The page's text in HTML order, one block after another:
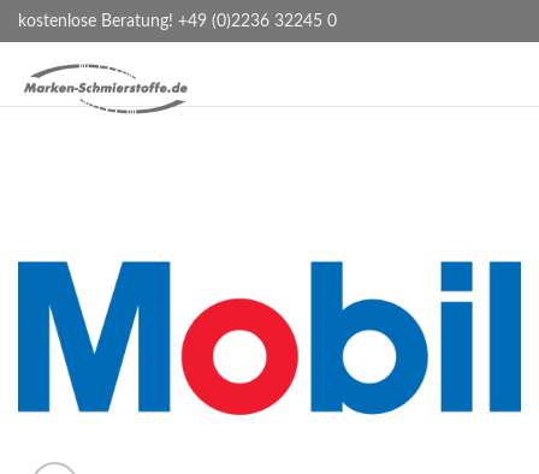
kostenlose Beratung! +49 (0)2236 32245 0